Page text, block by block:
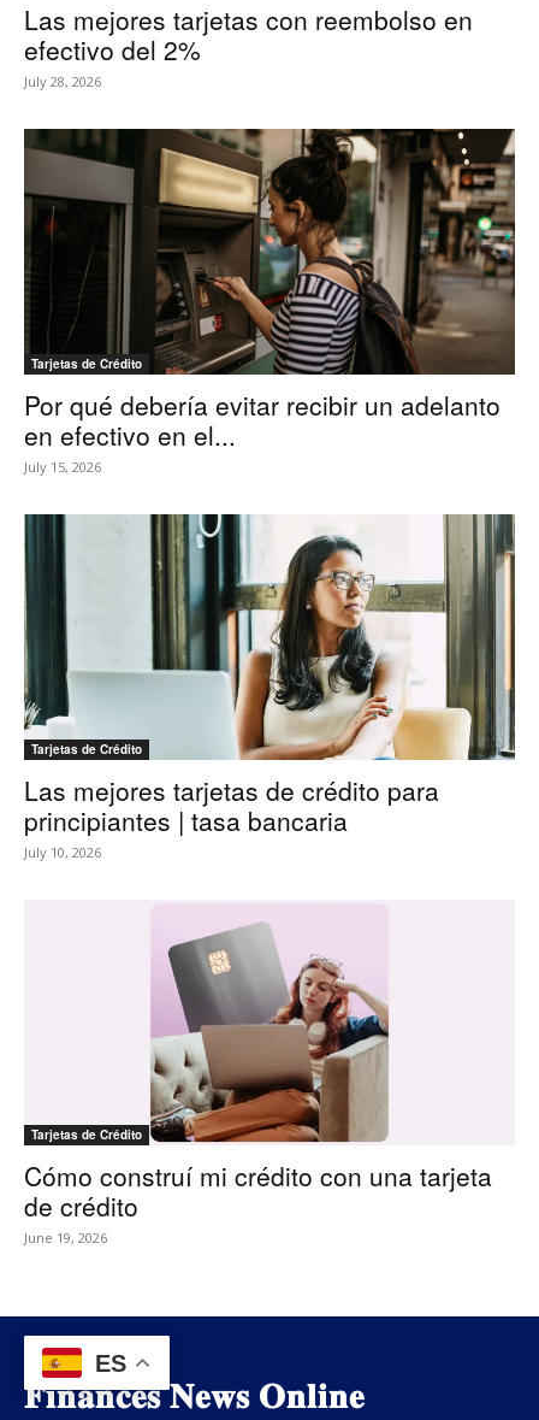
Las mejores tarjetas con reembolso en
efectivo del 2%
July 28, 2026
Tarjetas de Crédito
Por qué debería evitar recibir un adelanto
en efectivo en el...
July 15, 2026
Tarjetas de Crédito
Las mejores tarjetas de crédito para
principiantes | tasa bancaria
July 10, 2026
Tarjetas de Crédito
Cómo construí mi crédito con una tarjeta
de crédito
June 19, 2026
𝐅𝐢𝐧𝐚𝐧𝐜𝐞𝐬 𝐍𝐞𝐰𝐬 𝐎𝐧𝐥𝐢𝐧𝐞
ES